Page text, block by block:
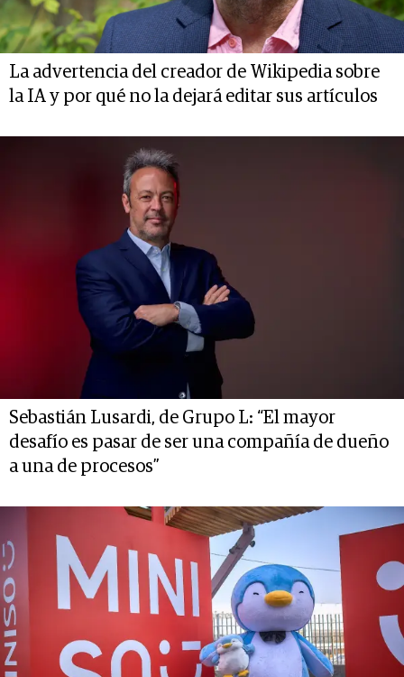
La advertencia del creador de Wikipedia sobre
la IA y por qué no la dejará editar sus artículos
Sebastián Lusardi, de Grupo L: “El mayor
desafío es pasar de ser una compañía de dueño
a una de procesos”